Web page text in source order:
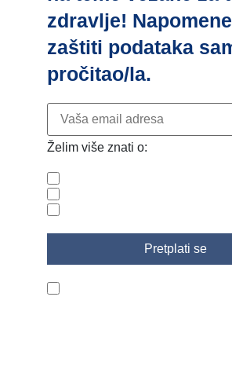
zdravlje!
zaštiti podataka
pročitao/la.
Želim više znati o: